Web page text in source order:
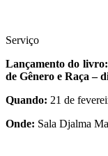
Serviço
Lançamento do
de Gênero e Raça –
Quando: 21 de
Onde: Sala Djalma